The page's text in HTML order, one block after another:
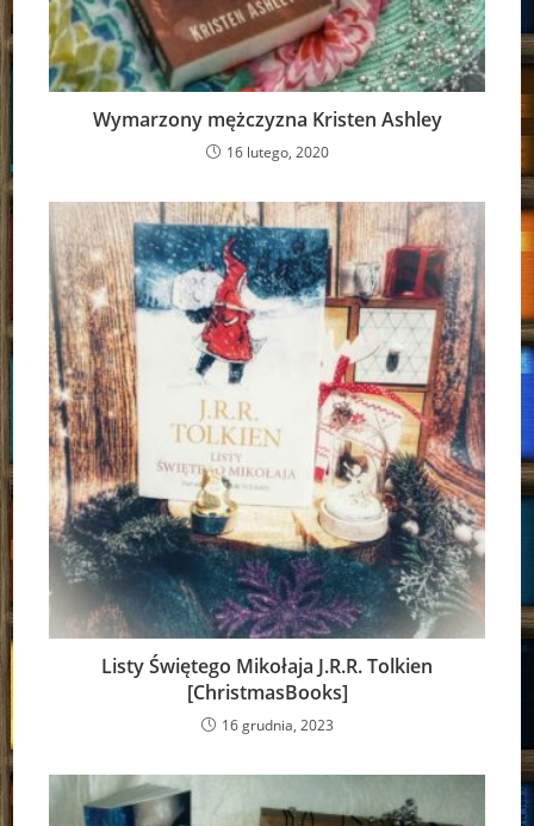
Wymarzony mężczyzna Kristen Ashley
16 lutego, 2020
Listy Świętego Mikołaja J.R.R. Tolkien
[ChristmasBooks]
16 grudnia, 2023